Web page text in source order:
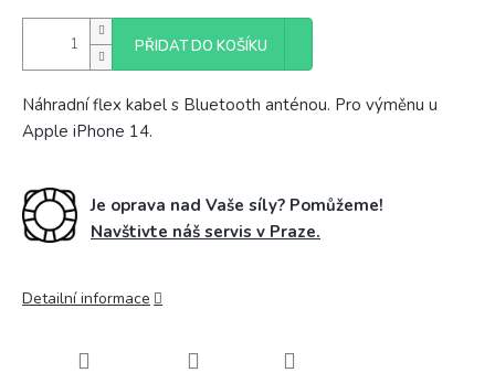
PŘIDAT DO KOŠÍKU
Náhradní flex kabel s Bluetooth anténou. Pro výměnu u
Apple iPhone 14.
Je oprava nad Vaše síly? Pomůžeme!
Navštivte náš servis v Praze.
Detailní informace